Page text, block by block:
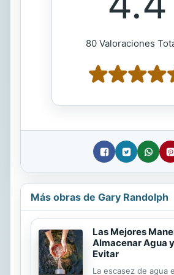
80 Valoraciones
Más obras de Gary Randolph
Las Mejores
Almacenar Agua
Evitar
La escasez de agua